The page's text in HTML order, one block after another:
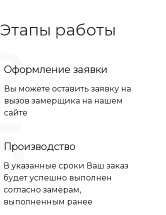
Этапы работы
Оформление заявки
Вы можете оставить заявку на
вызов замерщика на нашем
сайте
Производство
В указанные сроки Ваш заказ
будет успешно выполнен
согласно замерам,
выполненным ранее